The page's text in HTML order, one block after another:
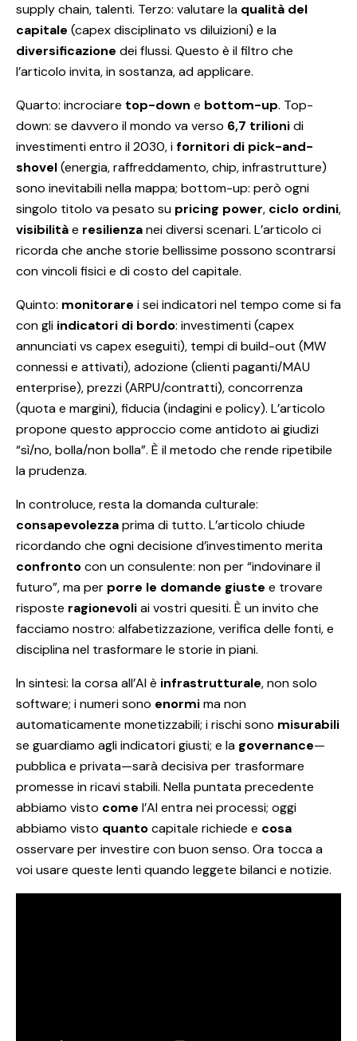
supply chain, talenti. Terzo: valutare la qualità del
capitale (capex disciplinato vs diluizioni) e la
diversificazione dei flussi. Questo è il filtro che
l’articolo invita, in sostanza, ad applicare.
Quarto: incrociare top-down e bottom-up. Top-
down: se davvero il mondo va verso 6,7 trilionidi
investimenti entro il 2030, ifornitori di pick-and-
shovel(energia, raffreddamento, chip, infrastrutture)
sono inevitabili nella mappa; bottom-up: però ogni
singolo titolo va pesato su pricing power, ciclo ordini,
visibilitàe resilienzanei diversi scenari. L’articolo ci
ricorda che anche storie bellissime possono scontrarsi
con vincoli fisici e di costo del capitale.
Quinto: monitorare i sei indicatori nel tempo come si fa
con gli indicatori di bordo: investimenti (capex
annunciati vs capex eseguiti), tempi di build-out (MW
connessi e attivati), adozione (clienti paganti/MAU
enterprise), prezzi (ARPU/contratti), concorrenza
(quota e margini), fiducia (indagini e policy). L’articolo
propone questo approccio come antidoto ai giudizi
“sì/no, bolla/non bolla”. È il metodo che rende ripetibile
la prudenza.
In controluce, resta la domanda culturale:
consapevolezzaprima di tutto. L’articolo chiude
ricordando che ogni decisione d’investimento merita
confrontocon un consulente: non per “indovinare il
futuro”, ma per porre le domande giuste e trovare
risposte ragionevoliai vostri quesiti. È un invito che
facciamo nostro: alfabetizzazione, verifica delle fonti, e
disciplina nel trasformare le storie in piani.
In sintesi: la corsa all’AI è infrastrutturale, non solo
software; i numeri sono enormima non
automaticamente monetizzabili; i rischi sono misurabili
se guardiamo agli indicatori giusti; e la governance—
pubblica e privata—sarà decisiva per trasformare
promesse in ricavi stabili. Nella puntata precedente
abbiamo visto come l’AI entra nei processi; oggi
abbiamo visto quantocapitale richiede e cosa
osservare per investire con buon senso. Ora tocca a
voi usare queste lenti quando leggete bilanci e notizie.